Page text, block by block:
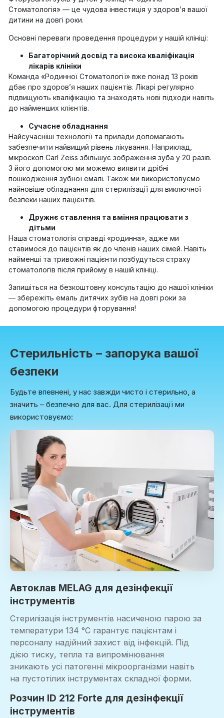
Стоматологія» — це чудова інвестиція у здоров’я вашої
дитини на довгі роки.
Основні переваги проведення процедури у нашій клініці:
Багаторічний досвід та висока кваліфікація
лікарів клініки
Команда «Родинної Стоматології» вже понад 13 років
дбає про здоров’я наших пацієнтів. Лікарі регулярно
підвищують кваліфікацію та знаходять нові підходи навіть
до найменших клієнтів.
Сучасне обладнання
Найсучасніші технології та прилади допомагають
забезпечити найвищий рівень лікування. Наприклад,
мікроскоп Carl Zeiss збільшує зображення зуба у 20 разів.
З його допомогою ми можемо виявити дрібні
пошкодження зубної емалі. Також ми використовуємо
найновіше обладнання для стерилізації для виключної
безпеки наших пацієнтів.
Дружнє ставлення та вміння працювати з
дітьми
Наша стоматологія справді «родинна», адже ми
ставимося до пацієнтів як до членів наших сімей. Навіть
найменші та тривожні пацієнти позбудуться страху
стоматологів після прийому в нашій клініці.
Запишіться на безкоштовну консультацію до нашої клініки
— збережіть емаль дитячих зубів на довгі роки за
допомогою процедури фторування!
Стерильність – запорука вашої
безпеки
Будьте впевнені, у нас завжди чисто і стерильно, а
значить – безпечно для вас. Для стерилізації ми
використовуємо:
Автоклав MELAG для дезінфекції
інструментів
Стерилізація інструментів насиченою парою за
температури 134 °C гарантує пацієнтам і
персоналу надійний захист від інфекцій. Під
дією тиску, тепла та випромінювання
зникають усі патогенні мікроорганізми навіть
на пустотілих інструментах складної форми.
Розчин ID 212 Forte для дезінфекції
інструментів